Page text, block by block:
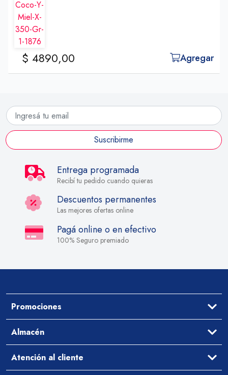
$ 4890,00 Agregar
Suscribirme
Entrega programada
Recibí tu pedido cuando quieras
Descuentos permanentes
Las mejores ofertas online
Pagá online o en efectivo
100% Seguro premiado
Promociones
Almacén
Arroz y Legumbres
Atención al cliente